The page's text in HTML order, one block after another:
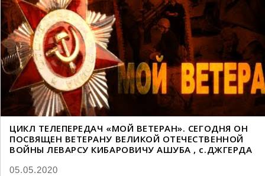
ЦИКЛ ТЕЛЕПЕРЕДАЧ «МОЙ ВЕТЕРАН». СЕГОДНЯ ОН
ПОСВЯЩЕН ВЕТЕРАНУ ВЕЛИКОЙ ОТЕЧЕСТВЕННОЙ
ВОЙНЫ ЛЕВАРСУ КИБАРОВИЧУ АШУБА , с.ДЖГЕРДА
05.05.2020